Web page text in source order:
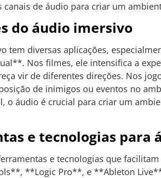
de áudio para criar um
do áudio imersivo
tem diversas aplicações,
Nos filmes, ele intensifica a
vir de diferentes direções. Nos
de inimigos ou eventos no
o áudio é crucial para criar um
e tecnologias para
e tecnologias que
**Logic Pro**, e **Ableton